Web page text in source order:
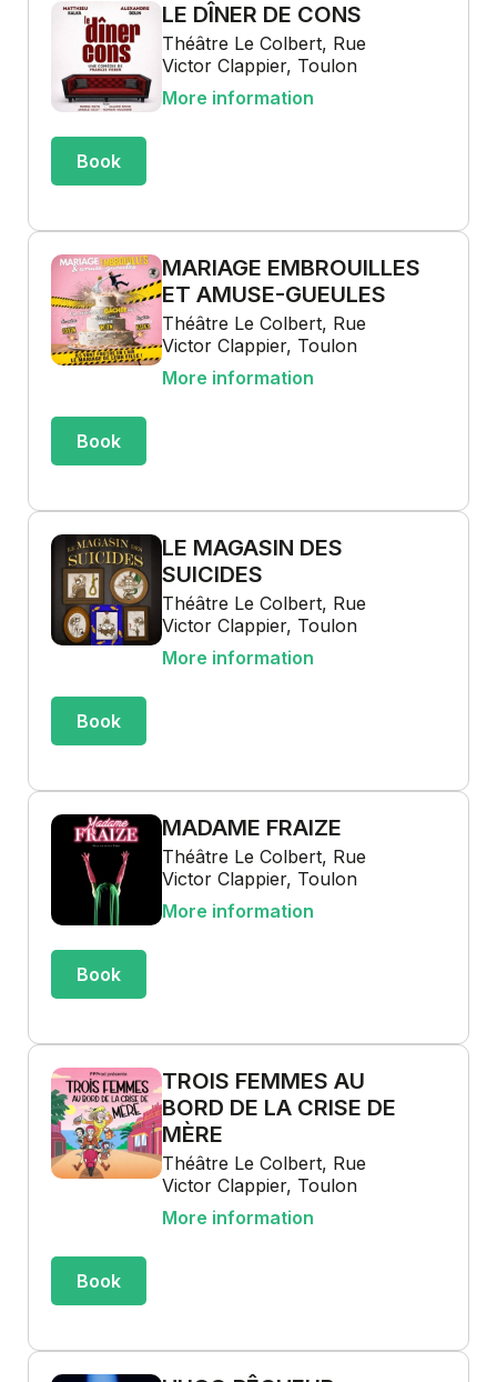
LE DÎNER DE CONS
Théâtre Le Colbert, Rue
Victor Clappier, Toulon
More information
Book
MARIAGE EMBROUILLES
ET AMUSE-GUEULES
Théâtre Le Colbert, Rue
Victor Clappier, Toulon
More information
Book
LE MAGASIN DES
SUICIDES
Théâtre Le Colbert, Rue
Victor Clappier, Toulon
More information
Book
MADAME FRAIZE
Théâtre Le Colbert, Rue
Victor Clappier, Toulon
More information
Book
TROIS FEMMES AU
BORD DE LA CRISE DE
MÈRE
Théâtre Le Colbert, Rue
Victor Clappier, Toulon
More information
Book